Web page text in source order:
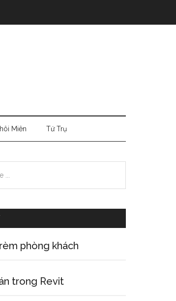
Miên Tứ Trụ
phòng khách
trong Revit